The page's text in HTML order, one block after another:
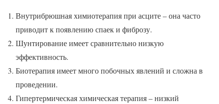
Внутрибрюшная химиотерапия при асците – она часто
приводит к появлению спаек и фиброзу.
Шунтирование имеет сравнительно низкую
эффективность.
Биотерапия имеет много побочных явлений и сложна в
проведении.
Гипертермическая химическая терапия – низкий